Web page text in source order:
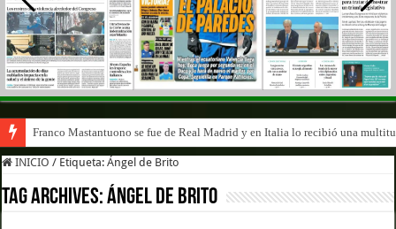
Franco Mastantuono se fue de Real Madrid y en Italia lo recibió una
INICIO / Etiqueta:Ángel de Brito
Tag Archives:Ángel de Brito